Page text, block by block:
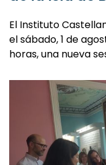
El Instituto
el sábado, 1 de
horas, una nueva